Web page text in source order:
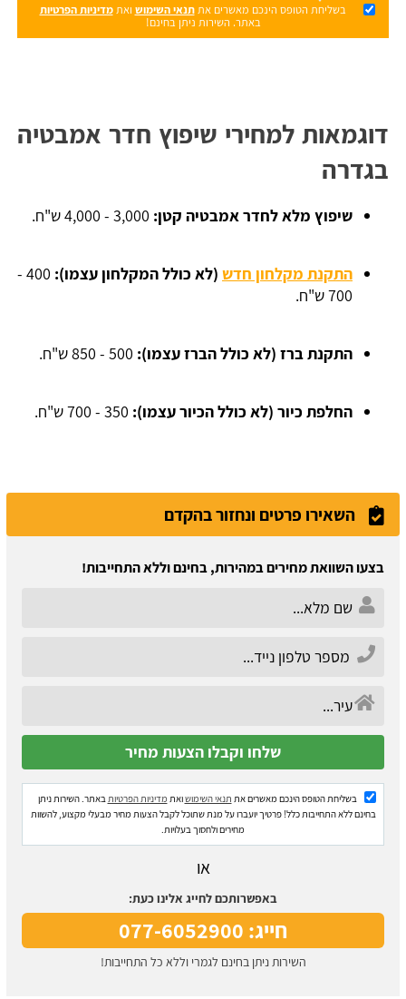
בשליחת הטופס הינכם מאשרים אתתנאי השימוש ואתמדיניות הפרטיות
באתר. השירות ניתן בחינם!
דוגמאות למחירי שיפוץ חדר אמבטיה
בגדרה
שיפוץ מלא לחדר אמבטיה קטן: 3,000 - 4,000 ש"ח.
התקנת מקלחון חדש (לא כולל המקלחון עצמו):
400 -
700 ש"ח.
התקנת ברז (לא כולל הברז עצמו):
החלפת כיור (לא כולל הכיור עצמו):
השאירו פרטים ונחזור בהקדם
בצעו השוואת מחירים במהירות, בחינם וללא התחייבות!
בשליחת הטופס הינכם מאשרים את תנאי השימושואת מדיניות הפרטיותבאתר. השירות ניתן
בחינם ללא התחייבות כלל! פרטיך יועברו על מנת שתוכל לקבל הצעות מחיר מבעלי מקצוע, להשוות
מחירים ולחסוך בעלויות.
או
באפשרותכם לחייג אלינו כעת:
חייג: 077-6052900
השירות ניתן בחינם לגמרי וללא כל התחייבות!